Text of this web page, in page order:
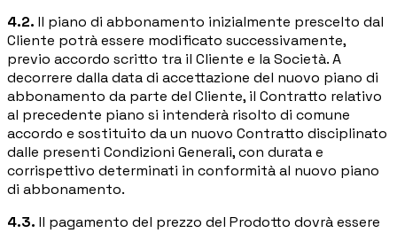
4.2. Il piano di abbonamento inizialmente prescelto dal
Cliente potrà essere modificato successivamente,
previo accordo scritto tra il Cliente e la Società. A
decorrere dalla data di accettazione del nuovo piano di
abbonamento da parte del Cliente, il Contratto relativo
al precedente piano si intenderà risolto di comune
accordo e sostituito da un nuovo Contratto disciplinato
dalle presenti Condizioni Generali, con durata e
corrispettivo determinati in conformità al nuovo piano
di abbonamento.
4.3. Il pagamento del prezzo del Prodotto dovrà essere